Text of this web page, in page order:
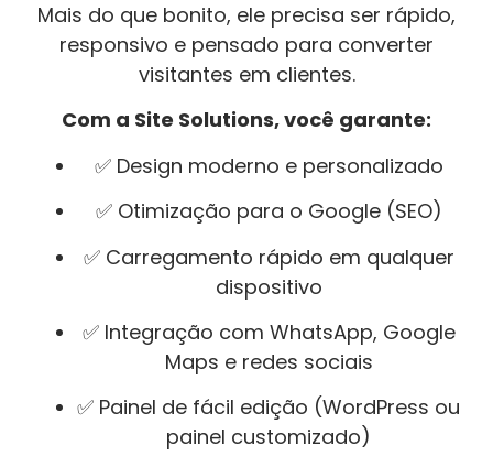
Mais do que bonito, ele precisa ser rápido,
responsivo e pensado para converter
visitantes em clientes.
Com a Site Solutions, você garante:
✅ Design moderno e personalizado
✅ Otimização para o Google (SEO)
✅ Carregamento rápido em qualquer
dispositivo
✅ Integração com WhatsApp, Google
Maps e redes sociais
✅ Painel de fácil edição (WordPress ou
painel customizado)